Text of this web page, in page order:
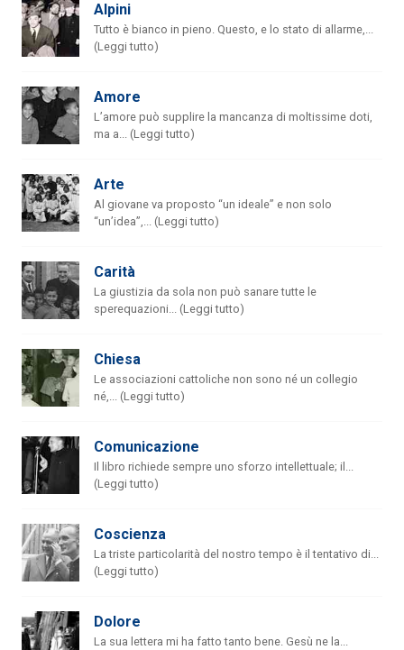
Alpini
Tutto è bianco in pieno. Questo, e lo stato di allarme,...
(Leggi tutto)
Amore
L’amore può supplire la mancanza di moltissime doti,
ma a... (Leggi tutto)
Arte
Al giovane va proposto “un ideale” e non solo
“un’idea”,... (Leggi tutto)
Carità
La giustizia da sola non può sanare tutte le
sperequazioni... (Leggi tutto)
Chiesa
Le associazioni cattoliche non sono né un collegio
né,... (Leggi tutto)
Comunicazione
Il libro richiede sempre uno sforzo intellettuale; il...
(Leggi tutto)
Coscienza
La triste particolarità del nostro tempo è il tentativo di...
(Leggi tutto)
Dolore
La sua lettera mi ha fatto tanto bene. Gesù ne la...